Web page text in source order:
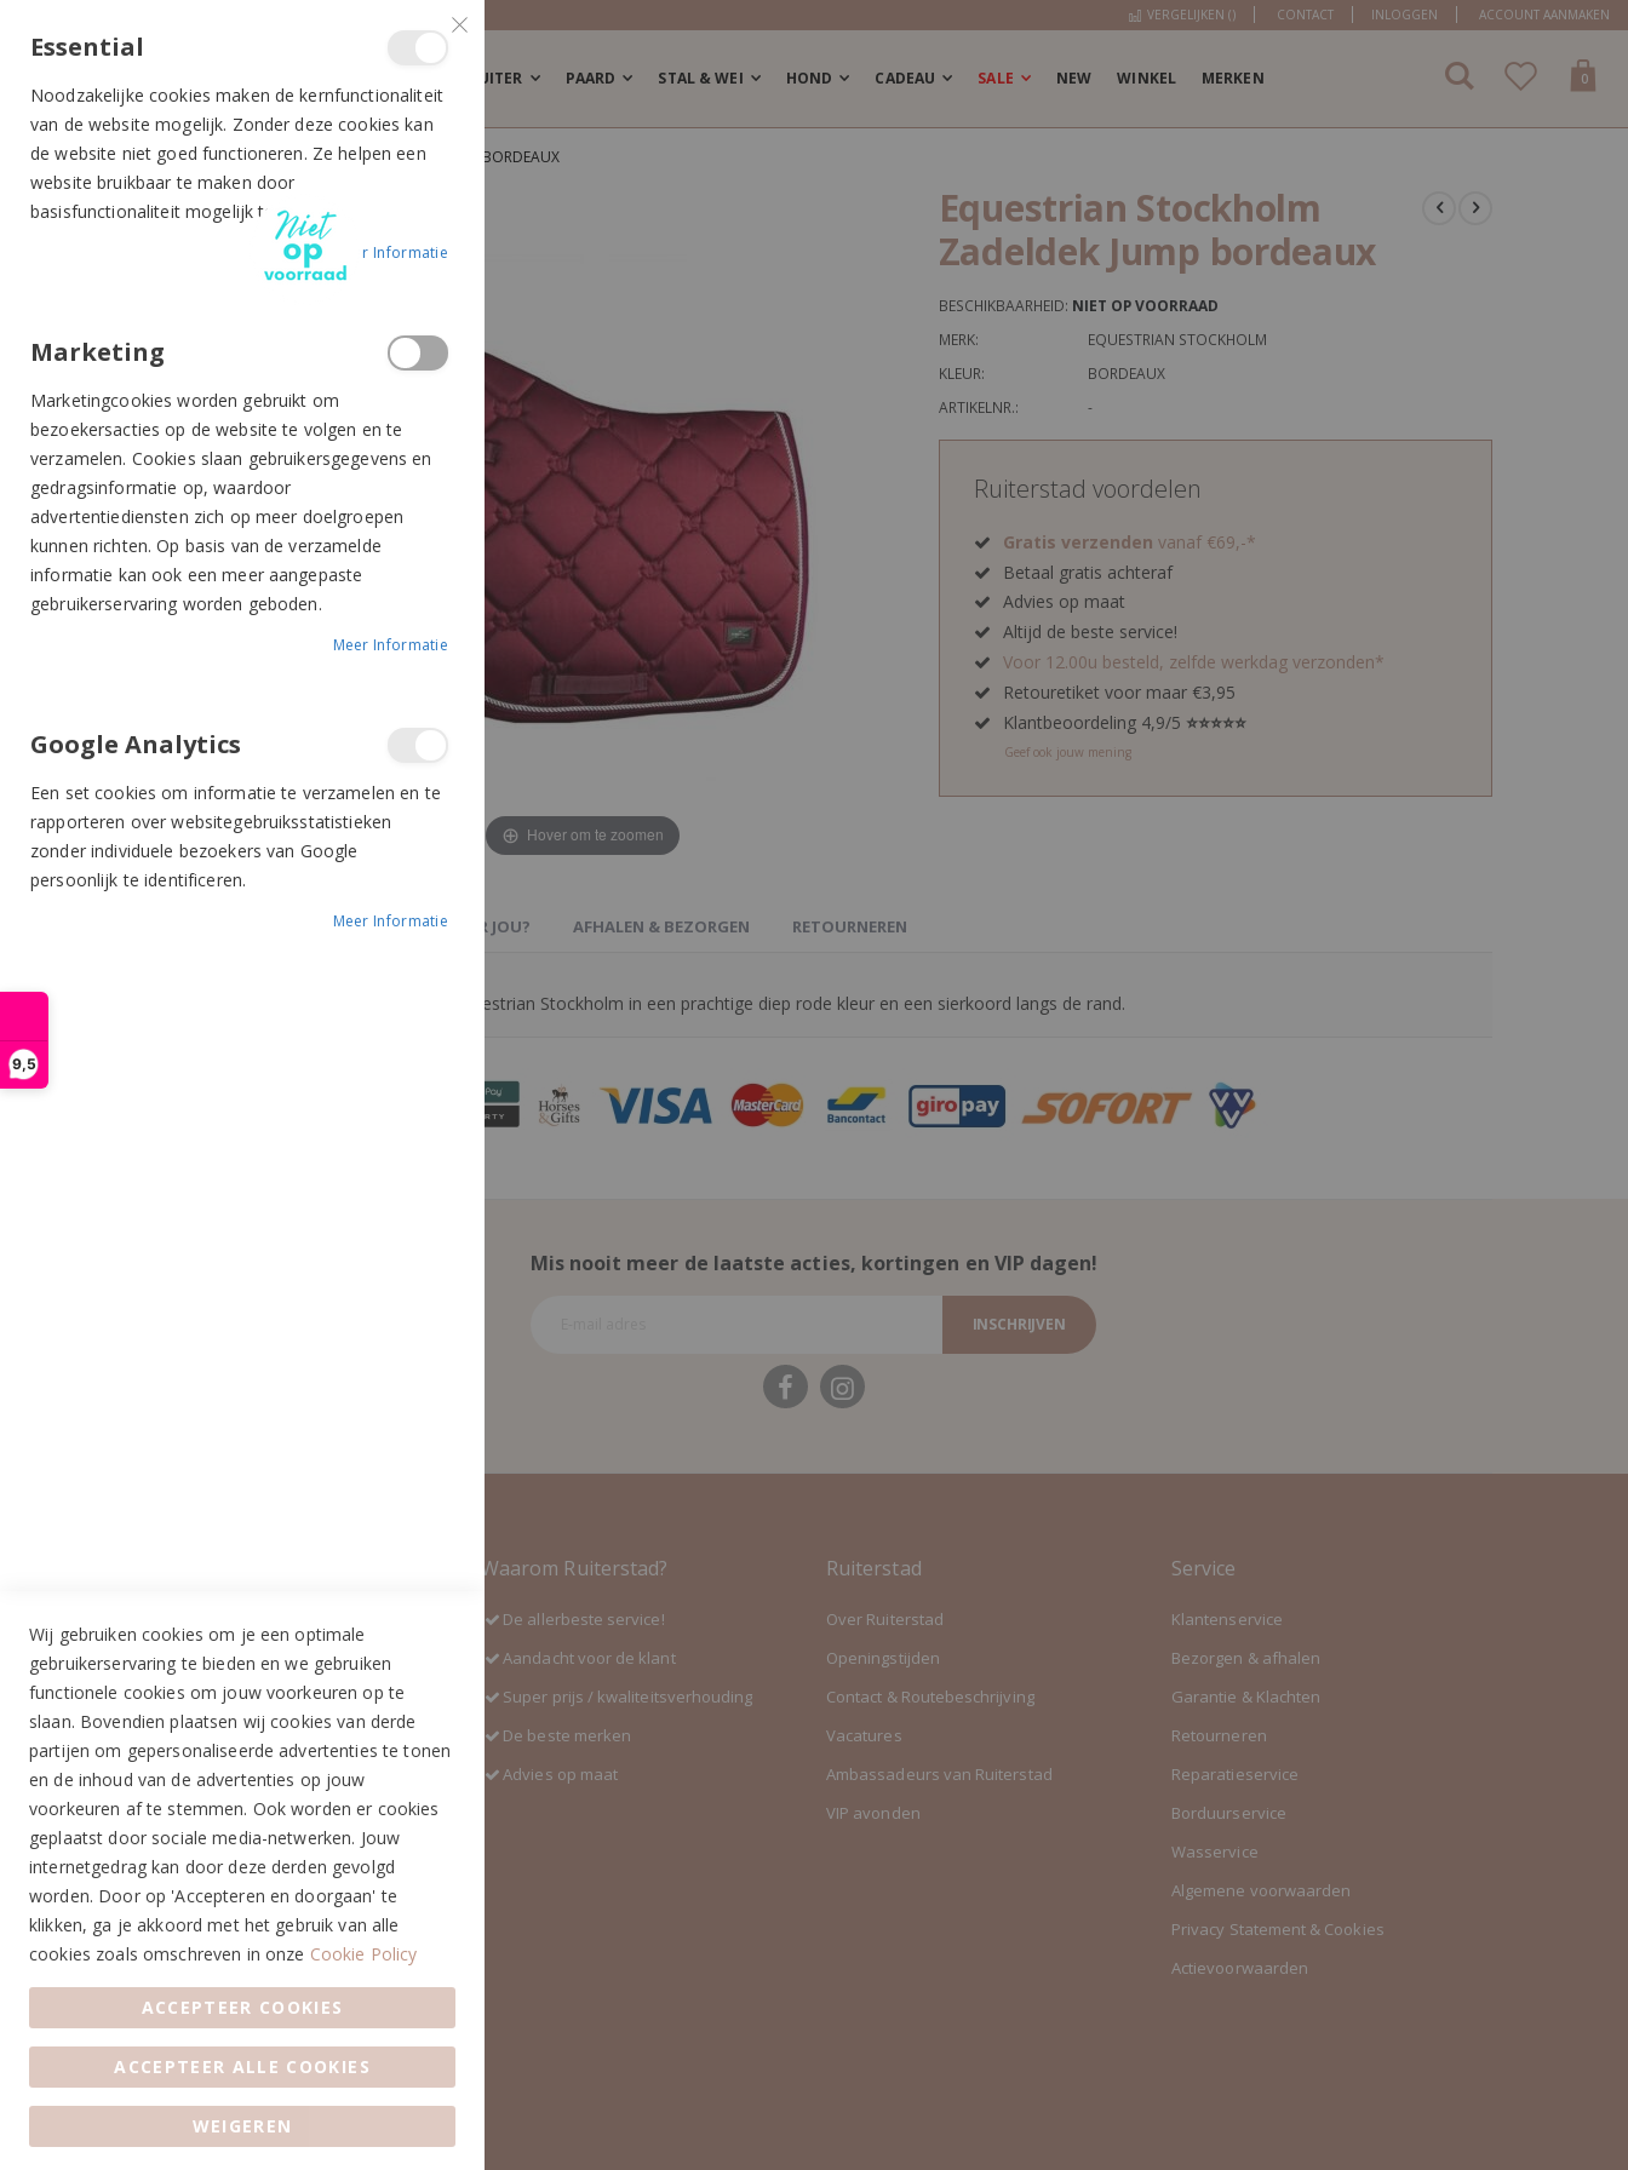
9,5
VERGELIJKEN () CONTACT INLOGGEN ACCOUNT AANMAKEN
RUITER PAARD STAL & WEI HOND CADEAU SALE NEW WINKEL MERKEN
Cart
0items
EQUESTRIAN STOCKHOLM ZADELDEK JUMP BORDEAUX
de
afbeeldingen-
gallerij
de
afbeeldingen-
gallerij
Hover om te zoomen
Equestrian Stockholm
Zadeldek Jump bordeaux
BESCHIKBAARHEID: NIET OP VOORRAAD
MERK:
EQUESTRIAN STOCKHOLM
KLEUR:
BORDEAUX
ARTIKELNR.:
-
Ruiterstad voordelen
Gratis verzenden vanaf €69,-*
Betaal gratis achteraf
Advies op maat
Altijd de beste service!
Voor 12.00u besteld, zelfde werkdag verzonden*
Retouretiket voor maar €3,95
Klantbeoordeling 4,9/5 ⭐⭐⭐⭐⭐
Geef ook jouw mening
Veelzijdig/springdekje Bordeaux van Equestrian Stockholm in een prachtige diep rode kleur en een sierkoord langs de rand.
OOK IETS VOOR JOU? AFHALEN & BEZORGEN RETOURNEREN
Mis nooit meer de laatste acties, kortingen en VIP dagen!
INSCHRIJVEN
Industrieweg 3 GH
5688 DP Oirschot
Telefoon:
+31 (0)499 377 311
WhatsApp:
+31 (0)6 291 00 419 (nieuw nummer)
E-mail:
info@ruiterstad.nl
Openingstijden:
Maandag: 13.00 - 17.00u
Woensdag: 10.00 - 17.00u
Donderdag: 10.00 - 17.00u
Vrijdag: 10.00 - 17.00u
Zaterdag: 10.00 - 17.00u
Zondag: Gesloten
Waarom Ruiterstad?
De allerbeste service!
Aandacht voor de klant
Super prijs / kwaliteitsverhouding
De beste merken
Advies op maat
Ruiterstad
Over Ruiterstad
Openingstijden
Contact & Routebeschrijving
Vacatures
Ambassadeurs van Ruiterstad
VIP avonden
Service
Klantenservice
Bezorgen & afhalen
Garantie & Klachten
Retourneren
Reparatieservice
Borduurservice
Wasservice
Algemene voorwaarden
Privacy Statement & Cookies
Actievoorwaarden
Essential
Noodzakelijke cookies maken de kernfunctionaliteit
van de website mogelijk. Zonder deze cookies kan
de website niet goed functioneren. Ze helpen een
website bruikbaar te maken door
basisfunctionaliteit mogelijk te maken.
Meer Informatie
Marketing
Marketingcookies worden gebruikt om
bezoekersacties op de website te volgen en te
verzamelen. Cookies slaan gebruikersgegevens en
gedragsinformatie op, waardoor
advertentiediensten zich op meer doelgroepen
kunnen richten. Op basis van de verzamelde
informatie kan ook een meer aangepaste
gebruikerservaring worden geboden.
Meer Informatie
Google Analytics
Een set cookies om informatie te verzamelen en te
rapporteren over websitegebruiksstatistieken
zonder individuele bezoekers van Google
persoonlijk te identificeren.
Meer Informatie
Wij gebruiken cookies om je een optimale
gebruikerservaring te bieden en we gebruiken
functionele cookies om jouw voorkeuren op te
slaan. Bovendien plaatsen wij cookies van derde
partijen om gepersonaliseerde advertenties te tonen
en de inhoud van de advertenties op jouw
voorkeuren af te stemmen. Ook worden er cookies
geplaatst door sociale media-netwerken. Jouw
internetgedrag kan door deze derden gevolgd
worden. Door op 'Accepteren en doorgaan' te
klikken, ga je akkoord met het gebruik van alle
cookies zoals omschreven in onze Cookie Policy
ACCEPTEER COOKIES
ACCEPTEER ALLE COOKIES
WEIGEREN